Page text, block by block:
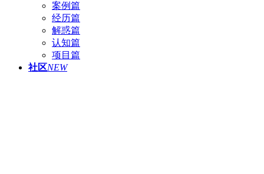
案例篇
经历篇
解惑篇
认知篇
项目篇
社区NEW